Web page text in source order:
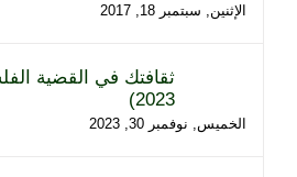
الإثنين, سبتمبر 18, 2017
ثقافتك في القضية
2023)
الخميس, نوفمبر 30, 2023